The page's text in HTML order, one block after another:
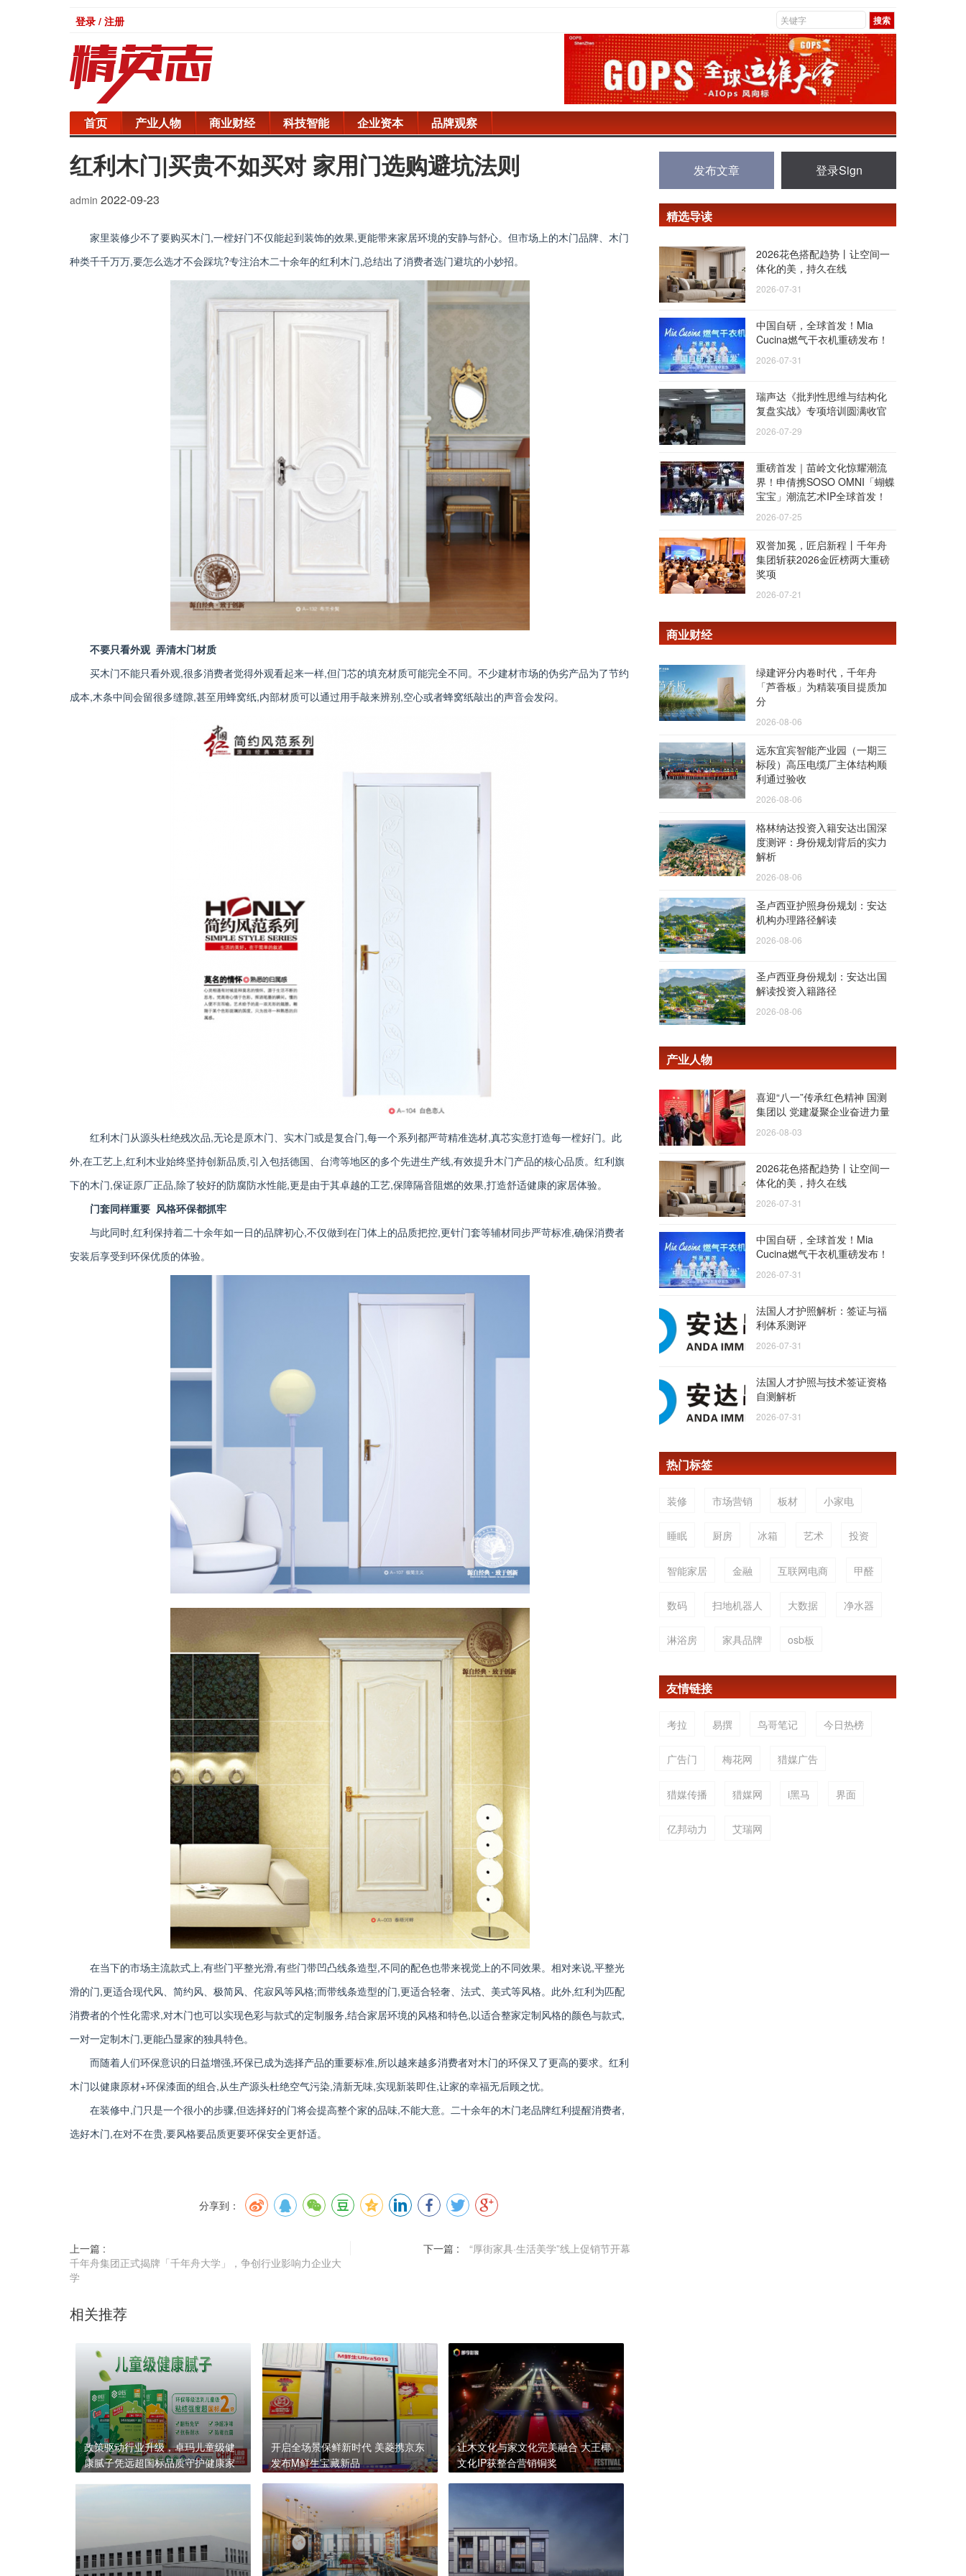
登录 / 注册
首页 产业人物 商业财经 科技智能 企业资本 品牌观察
红利木门|买贵不如买对 家用门选购避坑法则
admin 2022-09-23
家里装修少不了要购买木门,一樘好门不仅能起到装饰的效果,更能带来家居环境的安静与舒心。但市场上的木门品牌、木门
种类千千万万,要怎么选才不会踩坑?专注治木二十余年的红利木门,总结出了消费者选门避坑的小妙招。
不要只看外观 弄清木门材质
买木门不能只看外观,很多消费者觉得外观看起来一样,但门芯的填充材质可能完全不同。不少建材市场的伪劣产品为了节约
成本,木条中间会留很多缝隙,甚至用蜂窝纸,内部材质可以通过用手敲来辨别,空心或者蜂窝纸敲出的声音会发闷。
红利木门从源头杜绝残次品,无论是原木门、实木门或是复合门,每一个系列都严苛精准选材,真芯实意打造每一樘好门。此
外,在工艺上,红利木业始终坚持创新品质,引入包括德国、台湾等地区的多个先进生产线,有效提升木门产品的核心品质。红利旗
下的木门,保证原厂正品,除了较好的防腐防水性能,更是由于其卓越的工艺,保障隔音阻燃的效果,打造舒适健康的家居体验。
门套同样重要 风格环保都抓牢
与此同时,红利保持着二十余年如一日的品牌初心,不仅做到在门体上的品质把控,更针门套等辅材同步严苛标准,确保消费者
安装后享受到环保优质的体验。
在当下的市场主流款式上,有些门平整光滑,有些门带凹凸线条造型,不同的配色也带来视觉上的不同效果。相对来说,平整光
滑的门,更适合现代风、简约风、极简风、侘寂风等风格;而带线条造型的门,更适合轻奢、法式、美式等风格。此外,红利为匹配
消费者的个性化需求,对木门也可以实现色彩与款式的定制服务,结合家居环境的风格和特色,以适合整家定制风格的颜色与款式,
一对一定制木门,更能凸显家的独具特色。
而随着人们环保意识的日益增强,环保已成为选择产品的重要标准,所以越来越多消费者对木门的环保又了更高的要求。红利
木门以健康原材+环保漆面的组合,从生产源头杜绝空气污染,清新无味,实现新装即住,让家的幸福无后顾之忧。
在装修中,门只是一个很小的步骤,但选择好的门将会提高整个家的品味,不能大意。二十余年的木门老品牌红利提醒消费者,
选好木门,在对不在贵,要风格要品质更要环保安全更舒适。
分享到：
上一篇 :
千年舟集团正式揭牌「千年舟大学」，争创行业影响力企业大
学
下一篇 : “厚街家具·生活美学”线上促销节开幕
相关推荐
政策驱动行业升级，卓玛儿童级健
康腻子凭远超国标品质守护健康家
开启全场景保鲜新时代 美菱携京东
发布M鲜生宝藏新品
让木文化与家文化完美融合 大王椰
文化IP获整合营销铜奖
发布文章 登录Sign
精选导读
2026花色搭配趋势丨让空间一
体化的美，持久在线
2026-07-31
中国自研，全球首发！Mia
Cucina燃气干衣机重磅发布！
2026-07-31
瑞声达《批判性思维与结构化
复盘实战》专项培训圆满收官
2026-07-29
重磅首发｜苗岭文化惊耀潮流
界！申倩携SOSO OMNI「蝴蝶
宝宝」潮流艺术IP全球首发！
2026-07-25
双誉加冕，匠启新程丨千年舟
集团斩获2026金匠榜两大重磅
奖项
2026-07-21
商业财经
绿建评分内卷时代，千年舟
「芦香板」为精装项目提质加
分
2026-08-06
远东宜宾智能产业园（一期三
标段）高压电缆厂主体结构顺
利通过验收
2026-08-06
格林纳达投资入籍安达出国深
度测评：身份规划背后的实力
解析
2026-08-06
圣卢西亚护照身份规划：安达
机构办理路径解读
2026-08-06
圣卢西亚身份规划：安达出国
解读投资入籍路径
2026-08-06
产业人物
喜迎“八一”传承红色精神 国测
集团以 党建凝聚企业奋进力量
2026-08-03
2026花色搭配趋势丨让空间一
体化的美，持久在线
2026-07-31
中国自研，全球首发！Mia
Cucina燃气干衣机重磅发布！
2026-07-31
法国人才护照解析：签证与福
利体系测评
2026-07-31
法国人才护照与技术签证资格
自测解析
2026-07-31
热门标签
装修 市场营销 板材 小家电
睡眠 厨房 冰箱 艺术 投资
智能家居 金融 互联网电商 甲醛
数码 扫地机器人 大数据 净水器
淋浴房 家具品牌 osb板
友情链接
考拉 易撰 鸟哥笔记 今日热榜
广告门 梅花网 猎媒广告
猎媒传播 猎媒网 i黑马 界面
亿邦动力 艾瑞网